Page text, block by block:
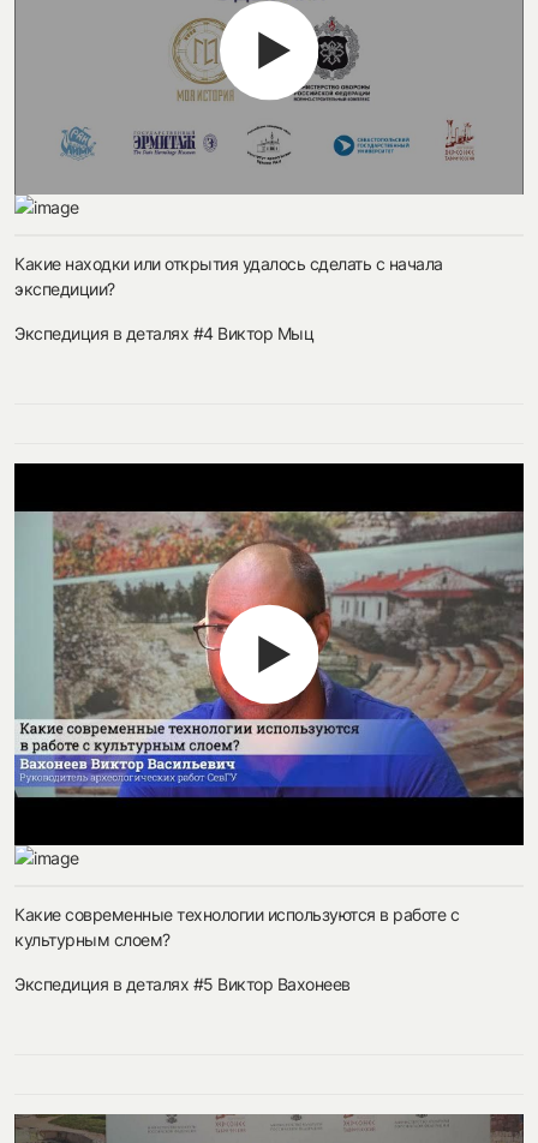
Какие находки или открытия удалось сделать с начала
экспедиции?
Экспедиция в деталях #4 Виктор Мыц
Какие современные технологии используются в работе с
культурным слоем?
Экспедиция в деталях #5 Виктор Вахонеев